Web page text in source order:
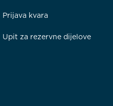
Prijava kvara
Upit za rezervne dijelove